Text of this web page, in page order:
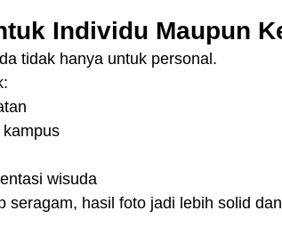
Individu Maupun
tidak hanya untuk personal.
wisuda
seragam, hasil foto jadi lebih solid